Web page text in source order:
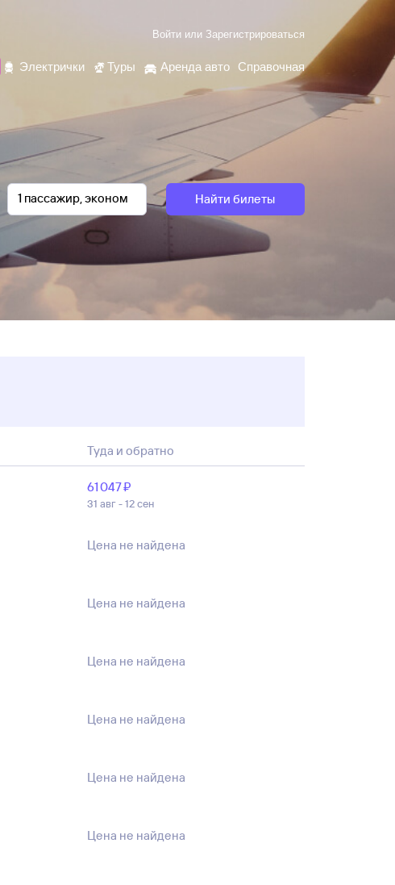
Войти или Зарегистрироваться
Электрички Туры Аренда авто Справочная
Найти билеты
Туда и обратно
61 ⁠047 ⁠₽
31 авг - 12 сен
Цена не найдена
Цена не найдена
Цена не найдена
Цена не найдена
Цена не найдена
Цена не найдена